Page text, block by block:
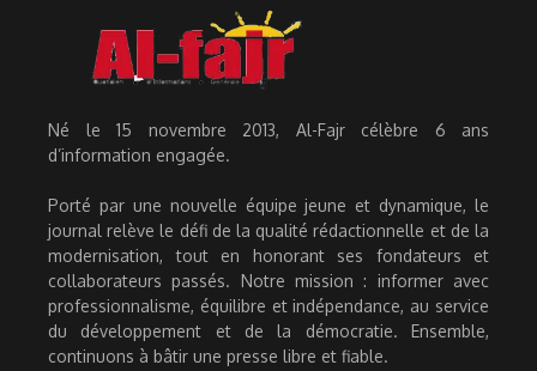
Né le 15 novembre 2013, Al-Fajr célèbre 6 ans
d’information engagée.
Porté par une nouvelle équipe jeune et dynamique, le
journal relève le défi de la qualité rédactionnelle et de la
modernisation, tout en honorant ses fondateurs et
collaborateurs passés. Notre mission : informer avec
professionnalisme, équilibre et indépendance, au service
du développement et de la démocratie. Ensemble,
continuons à bâtir une presse libre et fiable.